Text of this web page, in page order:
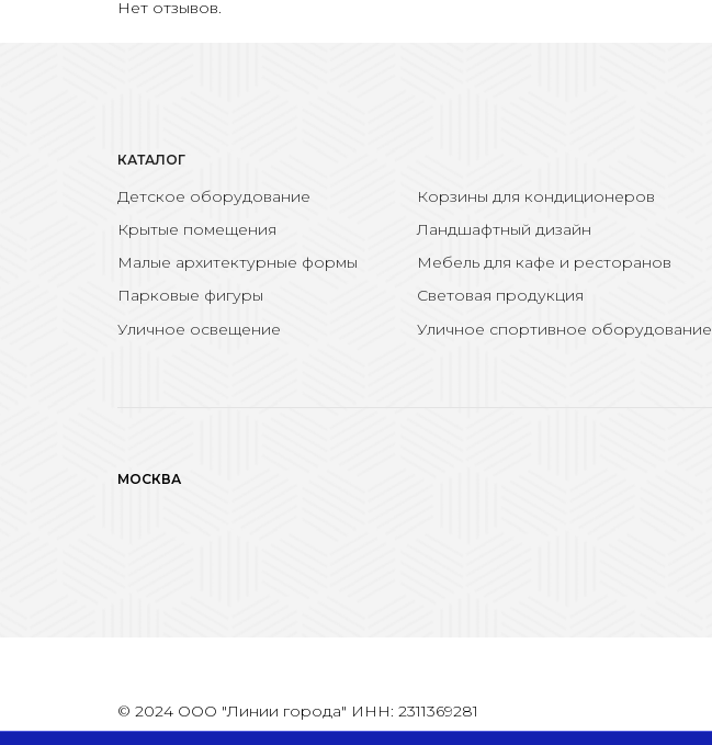
Нет отзывов.
КАТАЛОГ
Детское оборудование
Корзины для кондиционеров
Крытые помещения
Ландшафтный дизайн
Малые архитектурные формы
Мебель для кафе и ресторанов
Парковые фигуры
Световая продукция
Уличное освещение
Уличное спортивное оборудование
МОСКВА
© 2024 ООО "Линии города" ИНН: 2311369281